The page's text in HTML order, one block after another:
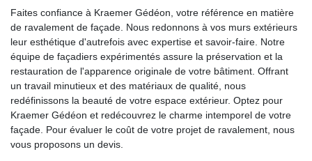
Faites confiance à Kraemer Gédéon, votre référence en matière
de ravalement de façade. Nous redonnons à vos murs extérieurs
leur esthétique d'autrefois avec expertise et savoir-faire. Notre
équipe de façadiers expérimentés assure la préservation et la
restauration de l'apparence originale de votre bâtiment. Offrant
un travail minutieux et des matériaux de qualité, nous
redéfinissons la beauté de votre espace extérieur. Optez pour
Kraemer Gédéon et redécouvrez le charme intemporel de votre
façade. Pour évaluer le coût de votre projet de ravalement, nous
vous proposons un devis.